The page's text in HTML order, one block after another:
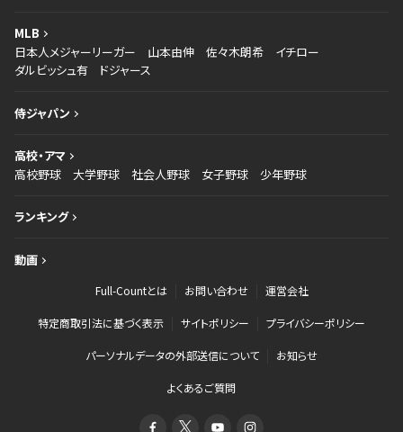
MLB
日本人メジャーリーガー
山本由伸 佐々木朗希
イチロー
ダルビッシュ有
ドジャース
侍ジャパン
高校・アマ
高校野球
大学野球 社会人野球 女子野球 少年野球
ランキング
動画
Full-Countとは お問い合わせ 運営会社
特定商取引法に基づく表示 サイトポリシー プライバシーポリシー
パーソナルデータの外部送信について お知らせ
よくあるご質問